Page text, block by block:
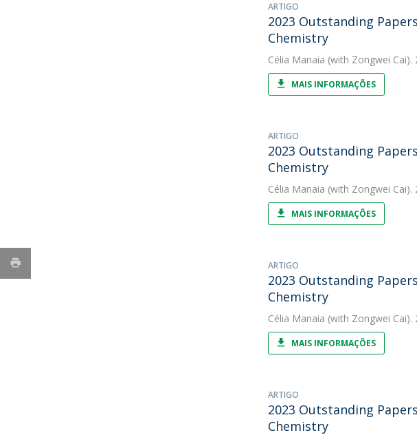
ARTIGO
2023 Outstanding
Chemistry
Célia Manaia (with Zongwei Cai).
MAIS INFORMAÇÕES
ARTIGO
2023 Outstanding
Chemistry
Célia Manaia (with Zongwei Cai).
MAIS INFORMAÇÕES
ARTIGO
2023 Outstanding
Chemistry
Célia Manaia (with Zongwei Cai).
MAIS INFORMAÇÕES
ARTIGO
2023 Outstanding
Chemistry